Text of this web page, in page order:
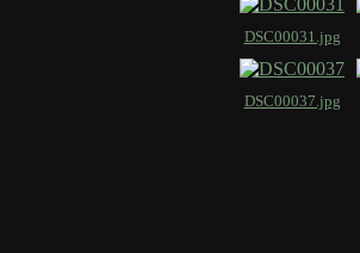
DSC00031.jpg
DSC00037.jpg